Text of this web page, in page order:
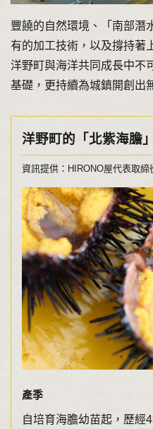
豐饒的自然環境、「南部潛
有的加工技術，以及撐持著
洋野町與海洋共同成長中不
基礎，更持續為城鎮開創出
洋野町的「北紫海膽」
資訊提供：HIRONO屋代表取締
產季
自培育海膽幼苗起，歷經